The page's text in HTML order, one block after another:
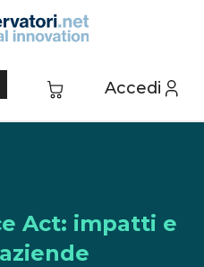
Accedi
Act: impatti e